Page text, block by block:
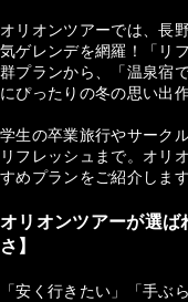
オリオンツアーでは、長
気ゲレンデを網羅！「リ
群プランから、「温泉宿
にぴったりの冬の思い出
学生の卒業旅行やサーク
リフレッシュまで。オリ
すめプランをご紹介します
オリオンツアーが選ば
さ】
「安く行きたい」「手ぶ